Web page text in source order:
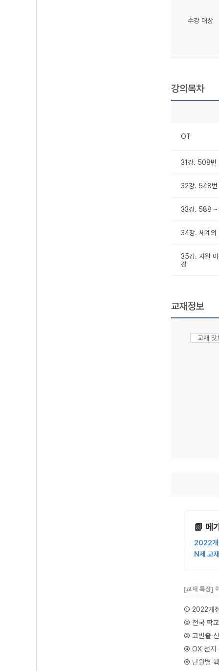
수강 대상
강의목차
OT
31강. 508번
32강. 548번
33강. 588 ~
34강. 세계의
35강. 자원
강
교재정보
교재
📗 메
2022개
N제 교
[교재 특징]
① 2022개정
② 전국 학교
③ 고빈출·
④ OX 선지
⑤ 단원별 핵